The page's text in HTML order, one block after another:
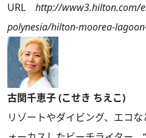
URL http://www3.hilton.com/
polynesia/hilton-moorea-
古関千恵子 (こせき ちえこ)
リゾートやダイビング、エコ